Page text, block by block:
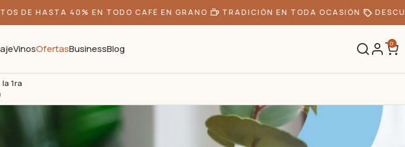
HASTA 40% EN TODO CAFÉ EN GRANO TRADICIÓN EN TODA OCASIÓN
VinosOfertasBusinessBlog 0
1ra